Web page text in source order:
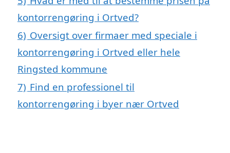
kontorrengøring i Ortved?
6) Oversigt over firmaer med speciale i
kontorrengøring i Ortved eller hele
Ringsted kommune
7) Find en professionel til
kontorrengøring i byer nær Ortved